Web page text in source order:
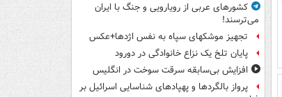
کشورهای عربی از رویارویی و جنگ با ایران
می‌ترسند!
تجهیز موشکهای سپاه به نفس اژدها+عکس
پایان تلخ یک نزاع خانوادگی در دورود
افزایش بی‌سابقه سرقت سوخت در انگلیس
پرواز بالگردها و پهپادهای شناسایی اسرائیل بر